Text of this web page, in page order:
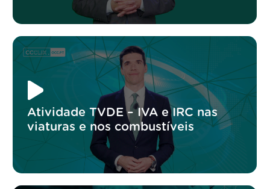
Atividade TVDE – IVA e IRC nas
viaturas e nos combustíveis